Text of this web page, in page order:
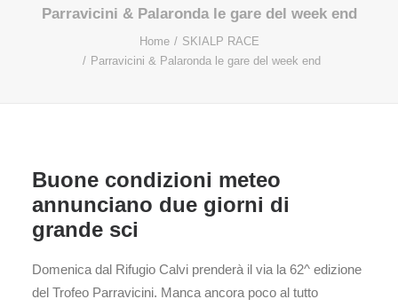
Parravicini & Palaronda le gare del week end
Home
SKIALP RACE
Parravicini & Palaronda le gare del week end
Buone condizioni meteo
annunciano due giorni di
grande sci
Domenica dal Rifugio Calvi prenderà il via la 62^ edizione
del Trofeo Parravicini. Manca ancora poco al tutto